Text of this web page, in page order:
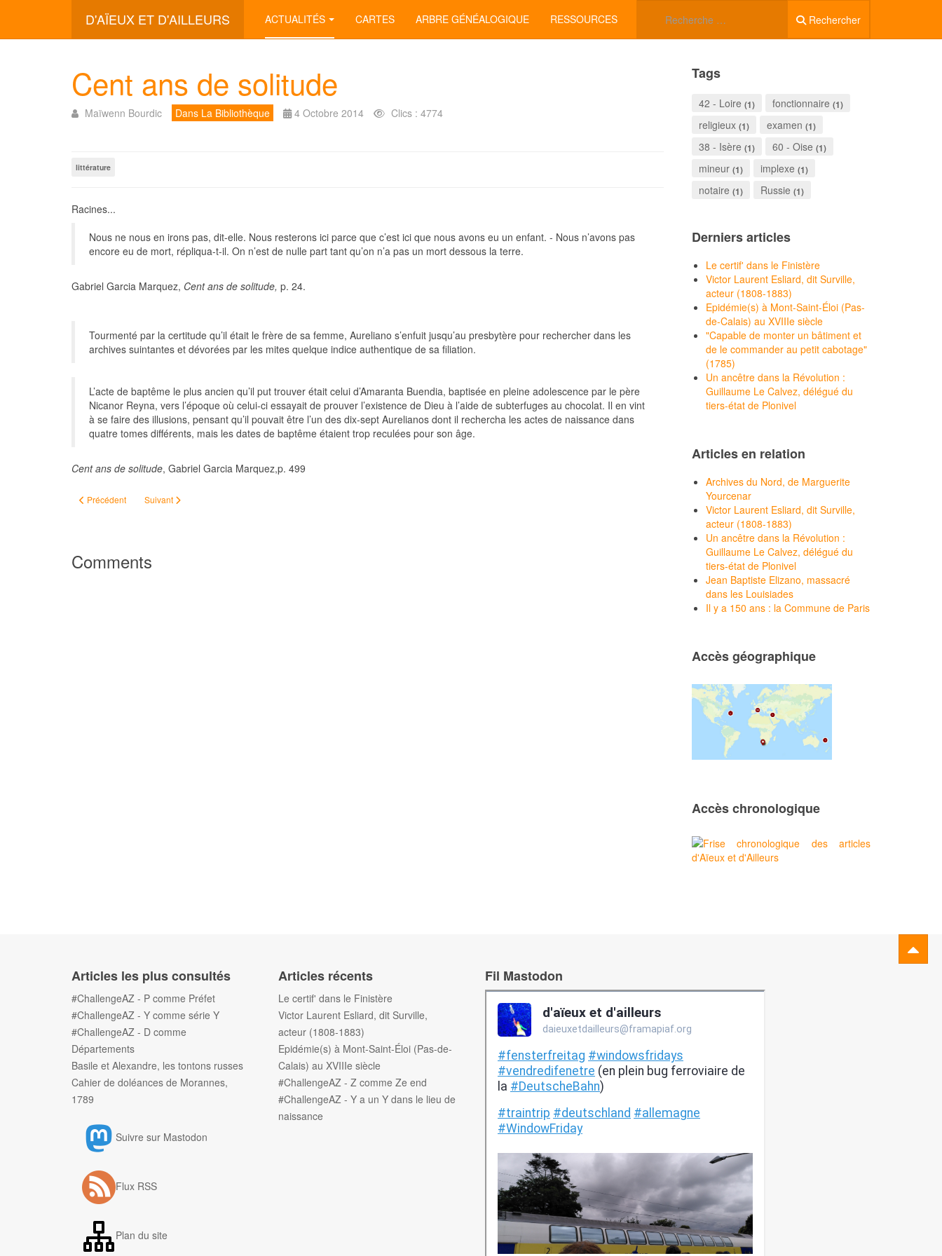
D'AÏEUX ET D'AILLEURS Rechercher
ACTUALITÉS CARTES ARBRE GÉNÉALOGIQUE RESSOURCES
Cent ans de solitude
Maïwenn Bourdic Dans La Bibliothèque 4 Octobre 2014 Clics : 4774
littérature
Racines...
Nous ne nous en irons pas, dit-elle. Nous resterons ici parce que c’est ici que nous avons eu un enfant. - Nous n’avons pas
encore eu de mort, répliqua-t-il. On n’est de nulle part tant qu’on n’a pas un mort dessous la terre.
Gabriel Garcia Marquez, Cent ans de solitude, p. 24.
Tourmenté par la certitude qu’il était le frère de sa femme, Aureliano s’enfuit jusqu’au presbytère pour rechercher dans les
archives suintantes et dévorées par les mites quelque indice authentique de sa filiation.
L’acte de baptême le plus ancien qu’il put trouver était celui d’Amaranta Buendia, baptisée en pleine adolescence par le père
Nicanor Reyna, vers l’époque où celui-ci essayait de prouver l’existence de Dieu à l’aide de subterfuges au chocolat. Il en vint
à se faire des illusions, pensant qu’il pouvait être l’un des dix-sept Aurelianos dont il rechercha les actes de naissance dans
quatre tomes différents, mais les dates de baptême étaient trop reculées pour son âge.
Cent ans de solitude, Gabriel Garcia Marquez,p. 499
Article précédent : "Archiviste maniaque"
Précédent Article suivant : Le Monde d'hier
Suivant
Comments
Tags
42 - Loire (1) fonctionnaire (1)
religieux (1) examen (1)
38 - Isère (1) 60 - Oise (1)
mineur (1) implexe (1)
notaire (1) Russie (1)
Derniers articles
Le certif' dans le Finistère
Victor Laurent Esliard, dit Surville,
acteur (1808-1883)
Epidémie(s) à Mont-Saint-Éloi (Pas-
de-Calais) au XVIIIe siècle
"Capable de monter un bâtiment et
de le commander au petit cabotage"
(1785)
Un ancêtre dans la Révolution :
Guillaume Le Calvez, délégué du
tiers-état de Plonivel
Articles en relation
Archives du Nord, de Marguerite
Yourcenar
Victor Laurent Esliard, dit Surville,
acteur (1808-1883)
Un ancêtre dans la Révolution :
Guillaume Le Calvez, délégué du
tiers-état de Plonivel
Jean Baptiste Elizano, massacré
dans les Louisiades
Il y a 150 ans : la Commune de Paris
Accès géographique
Accès chronologique
Articles les plus consultés
#ChallengeAZ - P comme Préfet
#ChallengeAZ - Y comme série Y
#ChallengeAZ - D comme
Départements
Basile et Alexandre, les tontons russes
Cahier de doléances de Morannes,
1789
Suivre sur Mastodon
Flux RSS
Plan du site
Articles récents
Le certif' dans le Finistère
Victor Laurent Esliard, dit Surville,
acteur (1808-1883)
Epidémie(s) à Mont-Saint-Éloi (Pas-de-
Calais) au XVIIIe siècle
#ChallengeAZ - Z comme Ze end
#ChallengeAZ - Y a un Y dans le lieu de
naissance
Fil Mastodon